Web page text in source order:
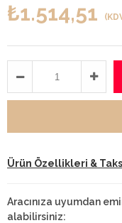
₺1.514,51
Ürün Özellikleri &
Aracınıza uyumdan
alabilirsiniz: